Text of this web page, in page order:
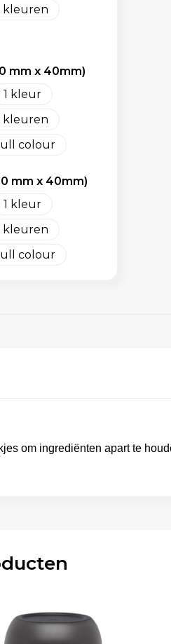
mm x 40mm)
1
colour
mm x 40mm)
1
colour
om ingrediënten apart te